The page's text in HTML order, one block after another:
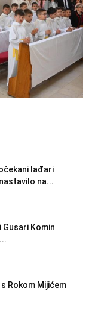
lađari
na...
Gusari Komin
Rokom Mijićem